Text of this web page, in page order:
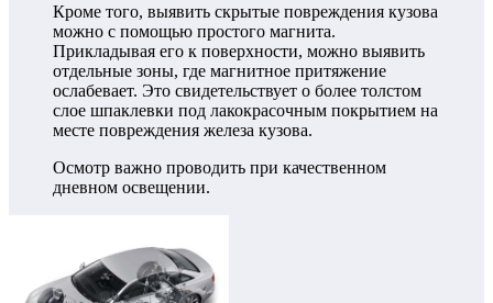
Кроме того, выявить скрытые повреждения кузова
можно с помощью простого магнита.
Прикладывая его к поверхности, можно выявить
отдельные зоны, где магнитное притяжение
ослабевает. Это свидетельствует о более толстом
слое шпаклевки под лакокрасочным покрытием на
месте повреждения железа кузова.
Осмотр важно проводить при качественном
дневном освещении.